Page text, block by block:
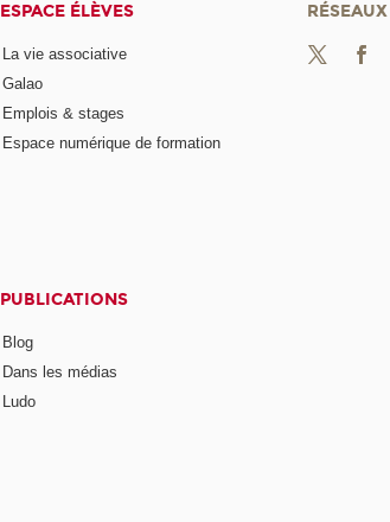
ESPACE ÉLÈVES
La vie associative
Galao
Emplois & stages
Espace numérique de formation
PUBLICATIONS
Blog
Dans les médias
Ludo